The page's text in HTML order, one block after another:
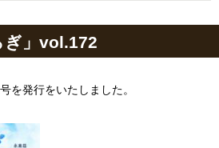
ぎ」vol.172
を発行をいたしました。